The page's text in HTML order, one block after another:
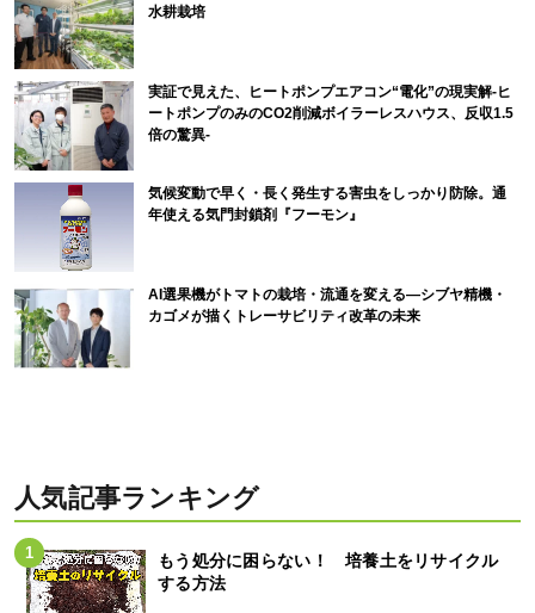
水耕栽培
実証で見えた、ヒートポンプエアコン“電化”の現実解-ヒ
ートポンプのみのCO2削減ボイラーレスハウス、反収1.5
倍の驚異-
気候変動で早く・長く発生する害虫をしっかり防除。通
年使える気門封鎖剤『フーモン』
AI選果機がトマトの栽培・流通を変える―シブヤ精機・
カゴメが描くトレーサビリティ改革の未来
人気記事ランキング
もう処分に困らない！ 培養土をリサイクル
する方法